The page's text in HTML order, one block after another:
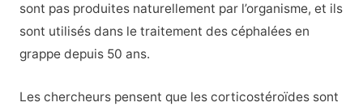
sont pas produites naturellement par l’organisme, et ils
sont utilisés dans le traitement des céphalées en
grappe depuis 50 ans.
Les chercheurs pensent que les corticostéroïdes sont